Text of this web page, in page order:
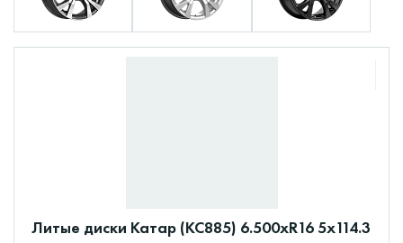
Литые диски Катар (КС885) 6.500xR16 5x114.3